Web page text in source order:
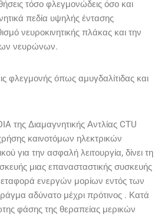
τόσο φλεγμονώδεις όσο και
πεδία υψηλής έντασης
νευροκινητικής πλάκας και την
νευρώνων.
φλεγμονής όπως αμυγδαλίτιδας και
της Διαμαγνητικής Αντλίας CTU
καινοτόμων ηλεκτρικών
για την ασφαλή λειτουργία, δίνει τη
μιας επανασταστικής συσκευής
ενεργών μορίων εντός των
αδύνατο μέχρι πρότινος . Κατά
φάσης της θεραπείας μερικών